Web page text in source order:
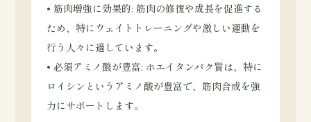
• 筋肉増強に効果的: 筋肉の修復や成長を促進する
ため、特にウェイトトレーニングや激しい運動を
行う人々に適しています。
• 必須アミノ酸が豊富: ホエイタンパク質は、特に
ロイシンというアミノ酸が豊富で、筋肉合成を強
力にサポートします。